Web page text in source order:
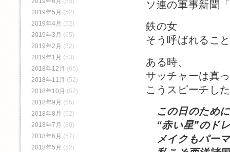
ソ連の軍事新聞
鉄の女
そう呼ばれるこ
ある時、
サッチャーは真
こうスピーチし
この日のため
“赤い星”のド
メイクもパー
2019年5月 (52)
2019年4月 (52)
2019年3月 (65)
2019年2月 (52)
2019年1月 (53)
2018年12月 (65)
2018年11月 (52)
2018年10月 (52)
2018年9月 (65)
2018年8月 (52)
2018年7月 (60)
2018年6月 (57)
2018年5月 (52)